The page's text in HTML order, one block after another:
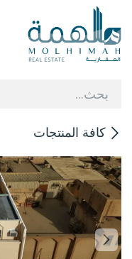
تخطي للذهاب إلى المحتوى
كافة المنتجات